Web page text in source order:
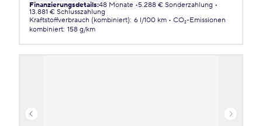
Finanzierungsdetails:48 Monate 5.288 € Sonderzahlung
13.881 € Schlusszahlung
Kraftstoffverbrauch (kombiniert): 6 l/100 km
CO₂-Emissionen
kombiniert: 158 g/km